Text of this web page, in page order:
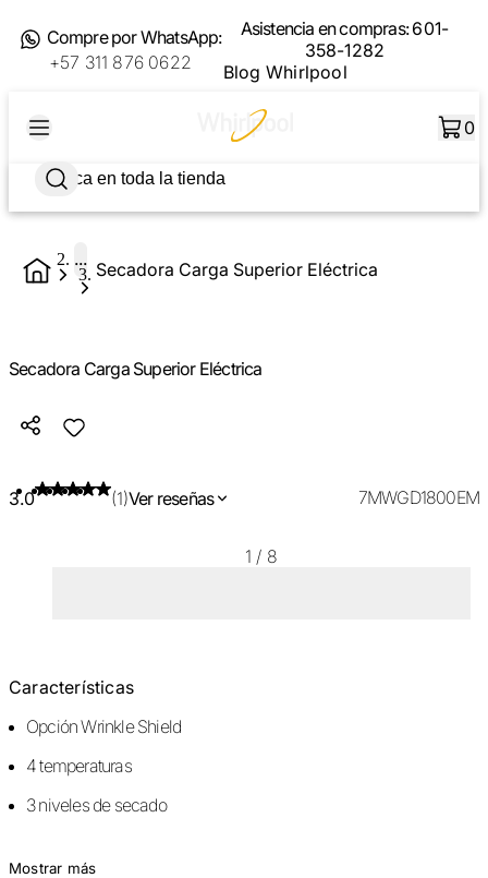
Compre por WhatsApp:
+57 311 876 0622
Asistencia en compras:601-
358-1282
Blog Whirlpool
0
... Secadora Carga Superior Eléctrica
Secadora Carga Superior Eléctrica
3.0 (1)Ver reseñas 7MWGD1800EM
1 / 8
Características
Opción Wrinkle Shield
4 temperaturas
3 niveles de secado
Mostrar más